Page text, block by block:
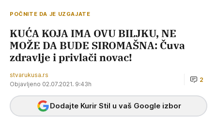
POČNITE DA JE UZGAJATE
KUĆA KOJA IMA OVU BILJKU, NE
MOŽE DA BUDE SIROMAŠNA: Čuva
zdravlje i privlači novac!
stvarukusa.rs
Objavljeno 02.07.2021. 9:43h
2
Dodajte Kurir Stil u vaš Google izbor